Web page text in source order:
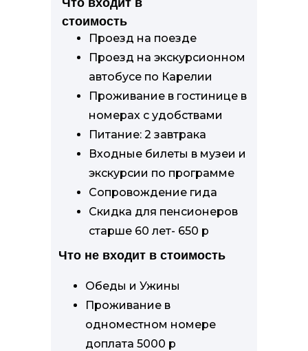
Проезд на поезде
Проезд на экскурсионном
автобусе по Карелии
Проживание в гостинице в
номерах с удобствами
Питание: 2 завтрака
Входные билеты в музеи и
экскурсии по программе
Сопровождение гида
Скидка для пенсионеров
старше 60 лет- 650 р
Обеды и Ужины
Проживание в
одноместном номере
доплата 5000 р
стоимость
Что не входит в стоимость